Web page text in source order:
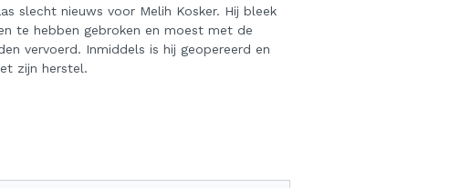
slecht nieuws voor Melih Kosker. Hij bleek
te hebben gebroken en moest met de
vervoerd. Inmiddels is hij geopereerd en
zijn herstel.